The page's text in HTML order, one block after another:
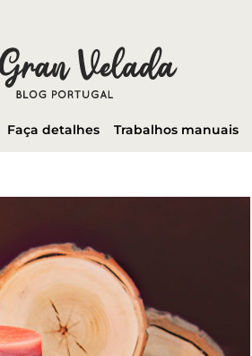
Faça detalhes Trabalhos manuais